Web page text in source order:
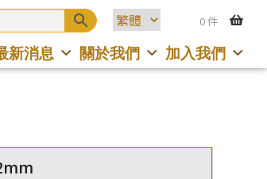
0 件
新消息 關於我們 加入我們